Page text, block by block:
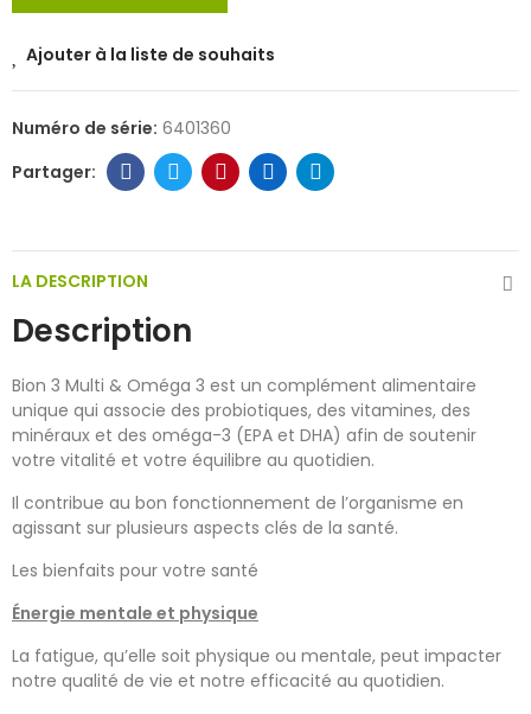
Ajouter à la liste de souhaits
Numéro de série: 6401360
LA DESCRIPTION
Description
Bion 3 Multi & Oméga 3 est un complément alimentaire
unique qui associe des probiotiques, des vitamines, des
minéraux et des oméga-3 (EPA et DHA) afin de soutenir
votre vitalité et votre équilibre au quotidien.
Il contribue au bon fonctionnement de l’organisme en
agissant sur plusieurs aspects clés de la santé.
Les bienfaits pour votre santé
Énergie mentale et physique
La fatigue, qu’elle soit physique ou mentale, peut impacter
notre qualité de vie et notre efficacité au quotidien.